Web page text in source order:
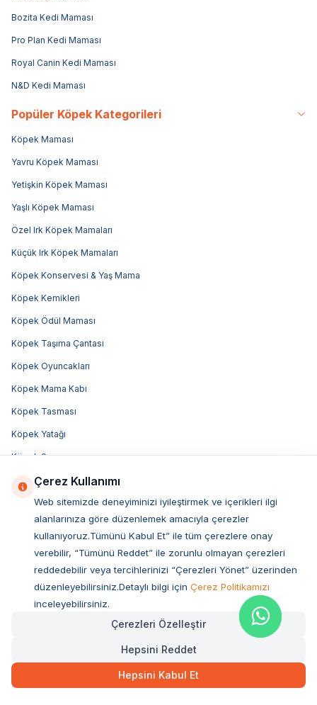
Bozita Kedi Maması
Pro Plan Kedi Maması
Royal Canin Kedi Maması
N&D Kedi Maması
Popüler Köpek Kategorileri
Köpek Maması
Yavru Köpek Maması
Yetişkin Köpek Maması
Yaşlı Köpek Maması
Özel Irk Köpek Mamaları
Küçük Irk Köpek Mamaları
Köpek Konservesi & Yaş Mama
Köpek Kemikleri
Köpek Ödül Maması
Köpek Taşıma Çantası
Köpek Oyuncakları
Köpek Mama Kabı
Köpek Tasması
Köpek Yatağı
Köpek Şampuanı
Bosch Köpek Maması
Felicia Köpek Maması
Advance Köpek Maması
Luis Köpek Maması
Obivan Köpek Maması
Bozita Köpek Maması
Hill's Köpek Maması
Pro Plan Köpek Maması
Çerez Kullanımı
Web sitemizde deneyiminizi iyileştirmek ve içerikleri ilgi
alanlarınıza göre düzenlemek amacıyla çerezler
kullanıyoruz.Tümünü Kabul Et” ile tüm çerezlere onay
verebilir, “Tümünü Reddet” ile zorunlu olmayan çerezleri
reddedebilir veya tercihlerinizi “Çerezleri Yönet” üzerinden
düzenleyebilirsiniz.Detaylı bilgi için Çerez Politikamızı
inceleyebilirsiniz.
Çerezleri Özelleştir
Hepsini Reddet
Hepsini Kabul Et